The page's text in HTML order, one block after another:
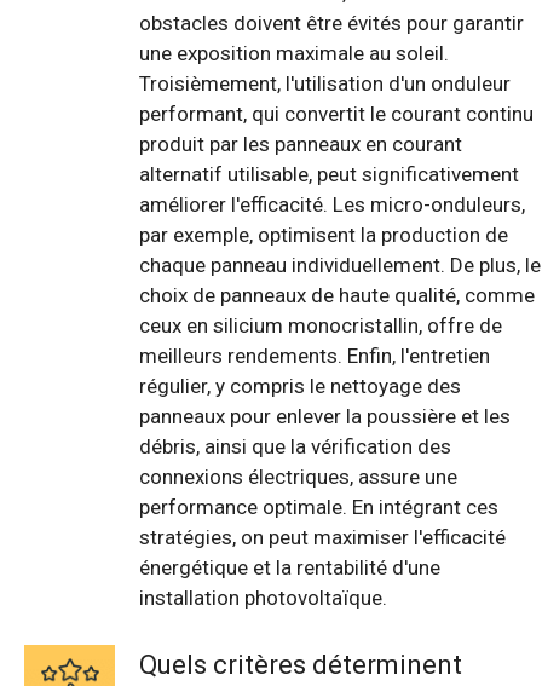
obstacles doivent être évités pour garantir
une exposition maximale au soleil.
Troisièmement, l'utilisation d'un onduleur
performant, qui convertit le courant continu
produit par les panneaux en courant
alternatif utilisable, peut significativement
améliorer l'efficacité. Les micro-onduleurs,
par exemple, optimisent la production de
chaque panneau individuellement. De plus, le
choix de panneaux de haute qualité, comme
ceux en silicium monocristallin, offre de
meilleurs rendements. Enfin, l'entretien
régulier, y compris le nettoyage des
panneaux pour enlever la poussière et les
débris, ainsi que la vérification des
connexions électriques, assure une
performance optimale. En intégrant ces
stratégies, on peut maximiser l'efficacité
énergétique et la rentabilité d'une
installation photovoltaïque.
Quels critères déterminent